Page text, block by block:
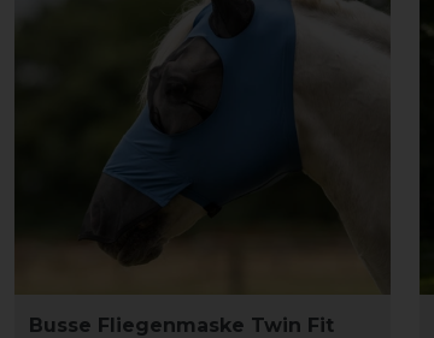
Busse Fliegenmaske Twin Fit